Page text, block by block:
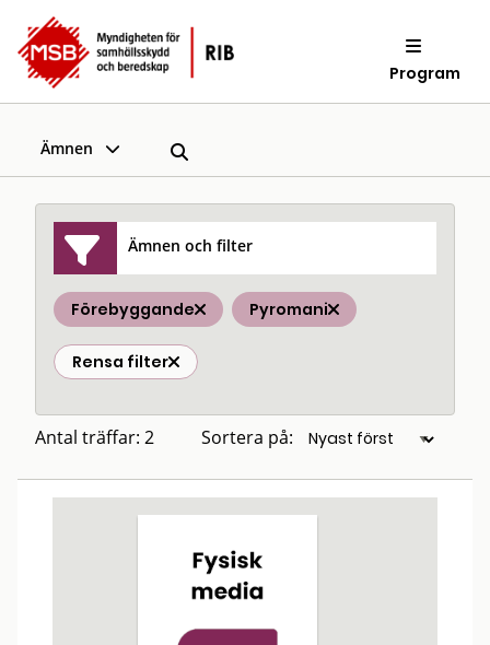
Program
Ämnen
Ämnen och filter
Förebyggande Pyromani
Rensa filter
Antal träffar: 2 Sortera på: